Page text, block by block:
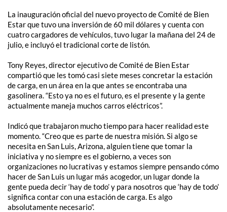
La inauguración oficial del nuevo proyecto de Comité de Bien
Estar que tuvo una inversión de 60 mil dólares y cuenta con
cuatro cargadores de vehículos, tuvo lugar la mañana del 24 de
julio, e incluyó el tradicional corte de listón.
Tony Reyes, director ejecutivo de Comité de Bien Estar
compartió que les tomó casi siete meses concretar la estación
de carga, en un área en la que antes se encontraba una
gasolinera. “Esto ya no es el futuro, es el presente y la gente
actualmente maneja muchos carros eléctricos”.
Indicó que trabajaron mucho tiempo para hacer realidad este
momento. “Creo que es parte de nuestra misión. Si algo se
necesita en San Luis, Arizona, alguien tiene que tomar la
iniciativa y no siempre es el gobierno, a veces son
organizaciones no lucrativas y estamos siempre pensando cómo
hacer de San Luis un lugar más acogedor, un lugar donde la
gente pueda decir ‘hay de todo’ y para nosotros que ‘hay de todo’
significa contar con una estación de carga. Es algo
absolutamente necesario”.